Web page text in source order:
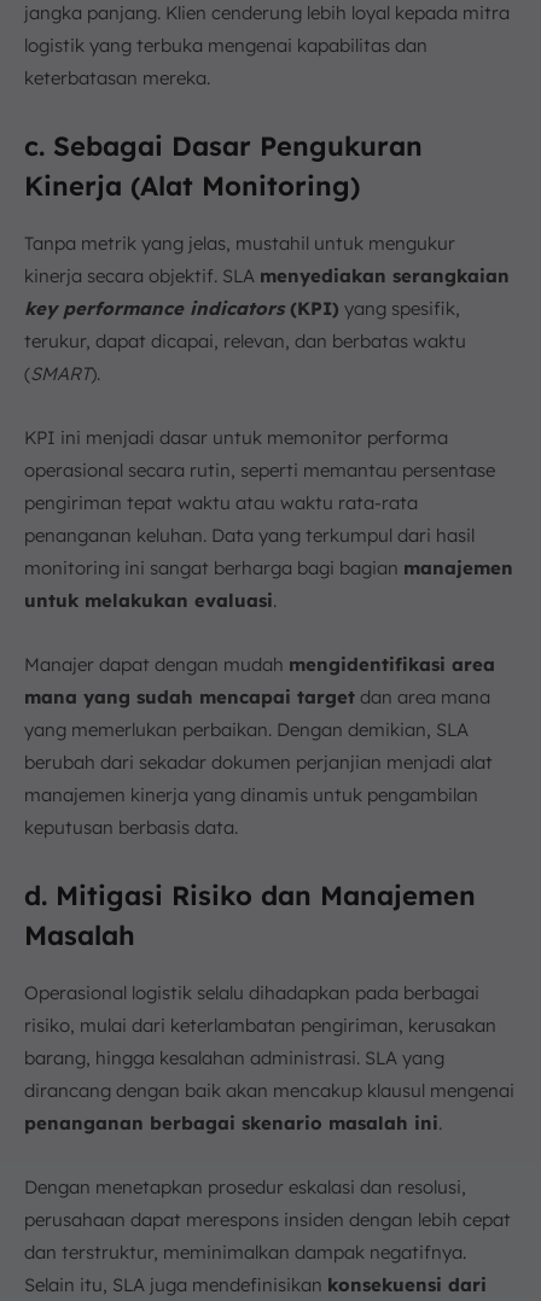
jangka panjang. Klien cenderung lebih loyal kepada mitra
logistik yang terbuka mengenai kapabilitas dan
keterbatasan mereka.
c. Sebagai Dasar Pengukuran
Kinerja (Alat Monitoring)
Tanpa metrik yang jelas, mustahil untuk mengukur
kinerja secara objektif. SLA menyediakan serangkaian
key performance indicators(KPI) yang spesifik,
terukur, dapat dicapai, relevan, dan berbatas waktu
(SMART).
KPI ini menjadi dasar untuk memonitor performa
operasional secara rutin, seperti memantau persentase
pengiriman tepat waktu atau waktu rata-rata
penanganan keluhan. Data yang terkumpul dari hasil
monitoring ini sangat berharga bagi bagian manajemen
untuk melakukan evaluasi.
Manajer dapat dengan mudah mengidentifikasi area
mana yang sudah mencapai target dan area mana
yang memerlukan perbaikan. Dengan demikian, SLA
berubah dari sekadar dokumen perjanjian menjadi alat
manajemen kinerja yang dinamis untuk pengambilan
keputusan berbasis data.
d. Mitigasi Risiko dan Manajemen
Masalah
Operasional logistik selalu dihadapkan pada berbagai
risiko, mulai dari keterlambatan pengiriman, kerusakan
barang, hingga kesalahan administrasi. SLA yang
dirancang dengan baik akan mencakup klausul mengenai
penanganan berbagai skenario masalah ini.
Dengan menetapkan prosedur eskalasi dan resolusi,
perusahaan dapat merespons insiden dengan lebih cepat
dan terstruktur, meminimalkan dampak negatifnya.
Selain itu, SLA juga mendefinisikan konsekuensi dari